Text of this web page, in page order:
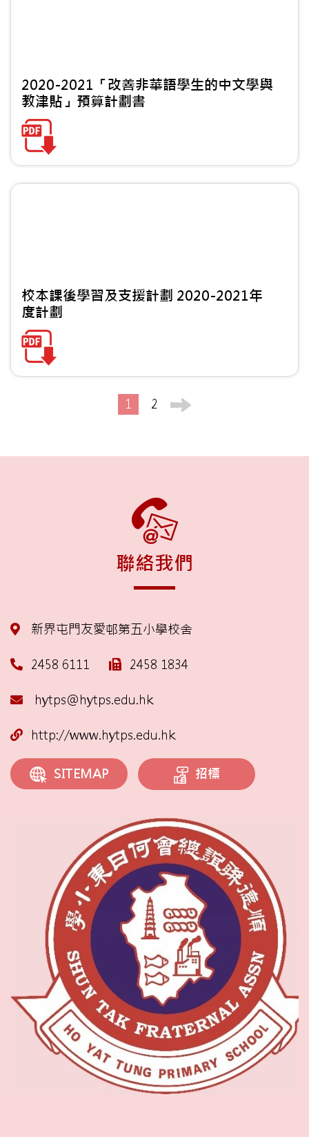
2020-2021「改善非華語學生的中文學與
教津貼」預算計劃書
校本課後學習及支援計劃 2020-2021年
度計劃
1 2
聯絡我們
新界屯門友愛邨第五小學校舍
2458 6111 2458 1834
hytps@hytps.edu.hk
http://www.hytps.edu.hk
SITEMAP 招標